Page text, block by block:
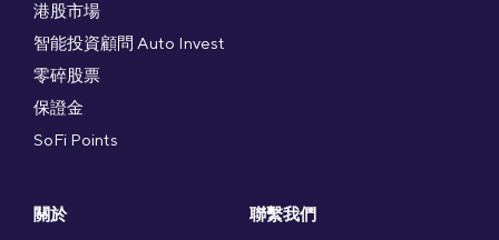
港股市場
智能投資顧問 Auto Invest
零碎股票
保證金
SoFi Points
關於 聯繫我們